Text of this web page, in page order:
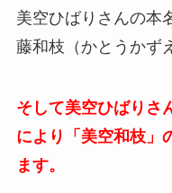
美空ひばりさんの本
藤和枝（かとうかず
そして美空ひばりさ
により「美空和枝」
ます。